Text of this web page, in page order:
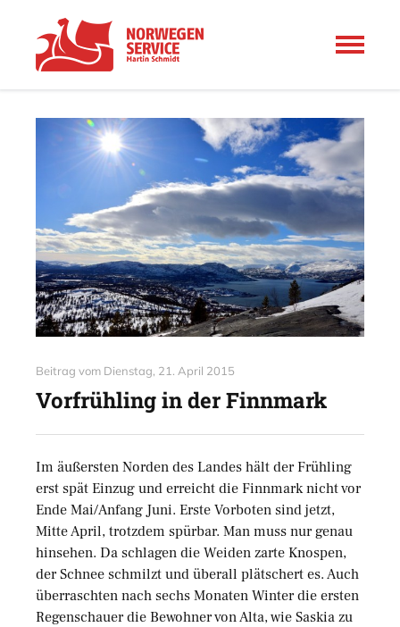
Beitrag vom Dienstag, 21. April 2015
Vorfrühling in der Finnmark
Im äußersten Norden des Landes hält der Frühling
erst spät Einzug und erreicht die Finnmark nicht vor
Ende Mai/Anfang Juni. Erste Vorboten sind jetzt,
Mitte April, trotzdem spürbar. Man muss nur genau
hinsehen. Da schlagen die Weiden zarte Knospen,
der Schnee schmilzt und überall plätschert es. Auch
überraschten nach sechs Monaten Winter die ersten
Regenschauer die Bewohner von Alta, wie Saskia zu